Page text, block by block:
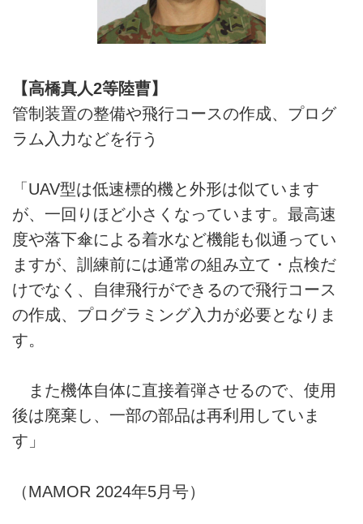
【高橋真人2等陸曹】
管制装置の整備や飛行コースの作成、プログ
ラム入力などを行う
「UAV型は低速標的機と外形は似ています
が、一回りほど小さくなっています。最高速
度や落下傘による着水など機能も似通ってい
ますが、訓練前には通常の組み立て・点検だ
けでなく、自律飛行ができるので飛行コース
の作成、プログラミング入力が必要となりま
す。
また機体自体に直接着弾させるので、使用
後は廃棄し、一部の部品は再利用していま
す」
（MAMOR 2024年5月号）